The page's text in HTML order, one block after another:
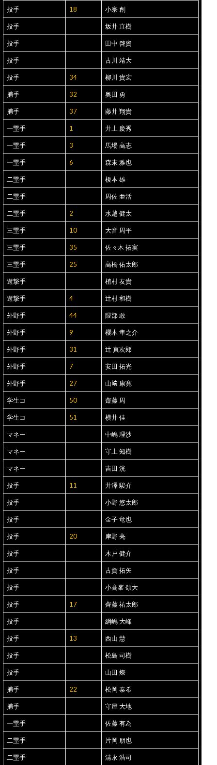
投手 18 小宗 創
投手 坂井 直樹
投手 田中 啓資
投手 古川 靖大
投手 34 柳川 貴宏
捕手 32 奥田 勇
捕手 37 藤井 翔貴
一塁手 1 井上 慶秀
一塁手 3 馬場 高志
一塁手 6 森末 雅也
二塁手 榎本 雄
二塁手 周佐 亜活
二塁手 2 水越 健太
三塁手 10 大音 周平
三塁手 35 佐々木 拓実
三塁手 25 高橋 佑太郎
遊撃手 植村 友貴
遊撃手 4 辻村 和樹
外野手 44 隈部 敢
外野手 9 櫻木 隼之介
外野手 31 辻 真次郎
外野手 7 安田 拓光
外野手 27 山﨑 康寛
学生コ 50 齋藤 周
学生コ 51 横井 佳
マネー 中嶋 理沙
マネー 守上 知樹
マネー 吉田 洸
投手 11 井澤 駿介
投手 小野 悠太郎
投手 金子 竜也
投手 20 岸野 亮
投手 木戸 健介
投手 古賀 拓矢
投手 小髙峯 頌大
投手 17 齊藤 祐太郎
投手 綱嶋 大峰
投手 13 西山 慧
投手 松島 司樹
投手 山田 燎
捕手 22 松岡 泰希
捕手 守屋 大地
一塁手 佐藤 有為
二塁手 片岡 朋也
二塁手 清永 浩司